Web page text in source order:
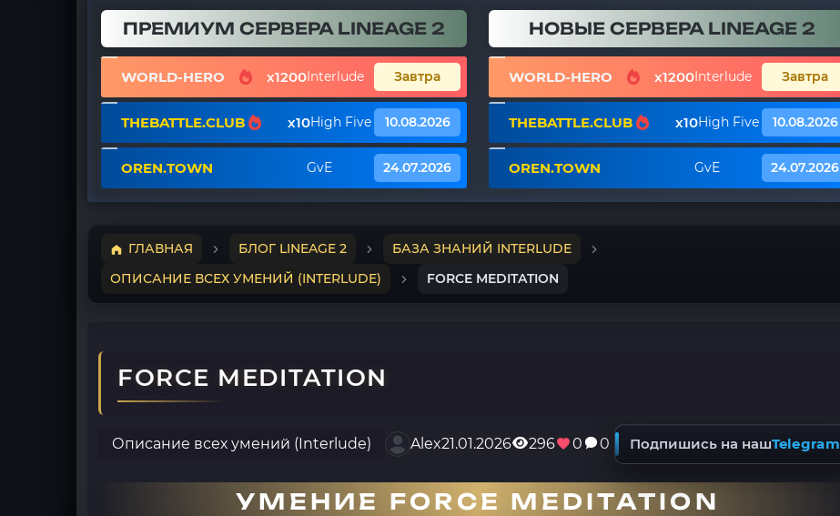
ПРЕМИУМ СЕРВЕРА LINEAGE 2
WORLD-HERO x1200Interlude Завтра
THEBATTLE.CLUB x10High Five 10.08.2026
OREN.TOWN GvE 24.07.2026
НОВЫЕ СЕРВЕРА LINEAGE 2
WORLD-HERO x1200Interlude Завтра
THEBATTLE.CLUB x10High Five 10.08.2026
OREN.TOWN GvE 24.07.2026
ГЛАВНАЯ БЛОГ LINEAGE 2
БАЗА ЗНАНИЙ INTERLUDE
ОПИСАНИЕ ВСЕХ УМЕНИЙ (INTERLUDE)
FORCE MEDITATION
FORCE MEDITATION
Описание всех умений (Interlude) Alex21.01.2026 296 0 0 Подпишись на нашTelegram
УМЕНИЕ FORCE MEDITATION